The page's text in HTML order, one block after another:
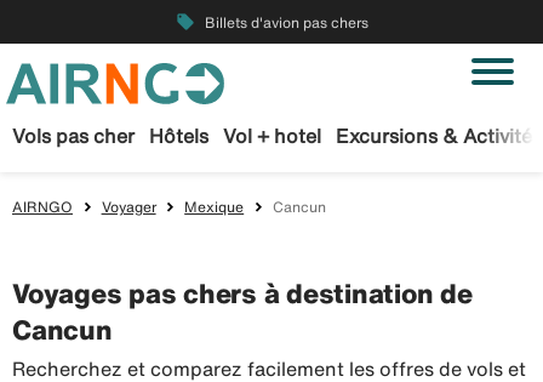
local_offer Billets d'avion pas chers
Vols pas cher Hôtels Vol + hotel Excursions & Activités
AIRNGO Voyager Mexique Cancun
Voyages pas chers à destination de
Cancun
Recherchez et comparez facilement les offres de vols et